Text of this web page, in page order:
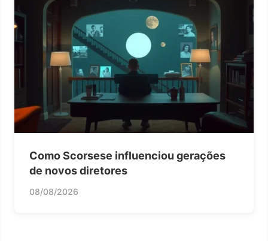
Como Scorsese influenciou gerações
de novos diretores
08/08/2026